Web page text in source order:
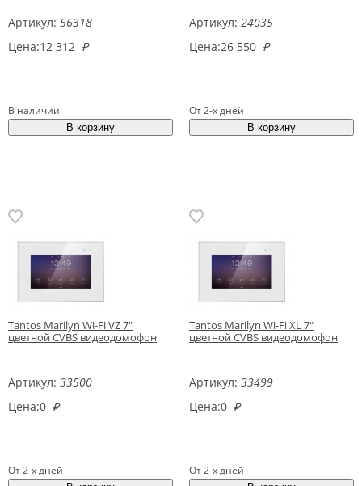
Артикул: 56318
Цена:12 312 ₽
В наличии
Артикул: 24035
Цена:26 550 ₽
От 2-х дней
Tantos Marilyn Wi-Fi VZ 7"
цветной CVBS видеодомофон
Артикул: 33500
Цена:0 ₽
От 2-х дней
Tantos Marilyn Wi-Fi XL 7"
цветной CVBS видеодомофон
Артикул: 33499
Цена:0 ₽
От 2-х дней